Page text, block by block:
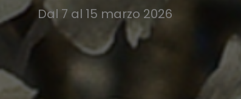
Dal 7 al 15 marzo 2026